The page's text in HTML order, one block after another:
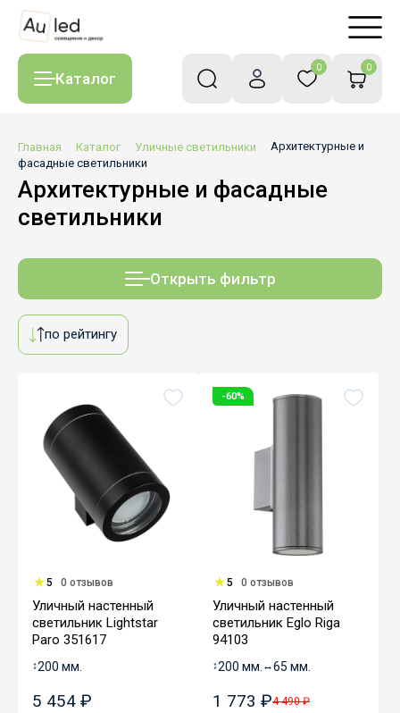
Каталог
0 0
Главная Каталог Уличные светильники
Архитектурные и
фасадные светильники
Архитектурные и фасадные
светильники
Открыть фильтр
по рейтингу
5 0 отзывов
Уличный настенный
светильник Lightstar
Paro 351617
↕200 мм.
5 454 ₽
-60%
5 0 отзывов
Уличный настенный
светильник Eglo Riga
94103
↕200 мм. ↔65 мм.
1 773 ₽4 490 ₽